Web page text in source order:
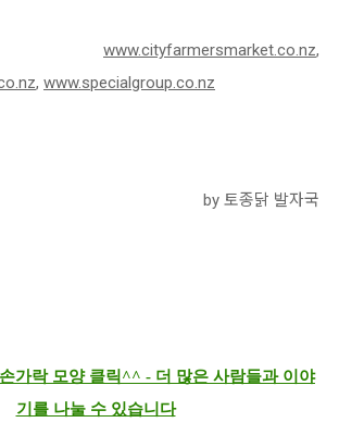
처: www.cityfarmersmarket.co.nz,
, www.specialgroup.co.nz
by 토종닭 발자국
가락 모양 클릭^^ - 더 많은 사람들과 이야
기를 나눌 수 있습니다